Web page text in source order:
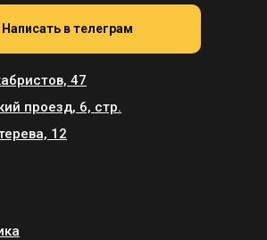
47
проезд, 6, стр.
12
Написать в телеграм